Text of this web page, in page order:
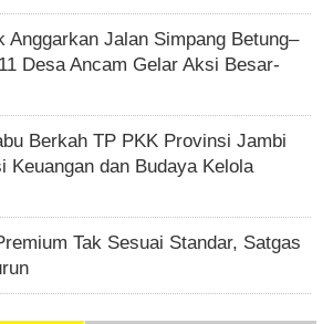
Anggarkan Jalan Simpang Betung–
Desa Ancam Gelar Aksi Besar-
Berkah TP PKK Provinsi Jambi
Keuangan dan Budaya Kelola
Tak Sesuai Standar, Satgas